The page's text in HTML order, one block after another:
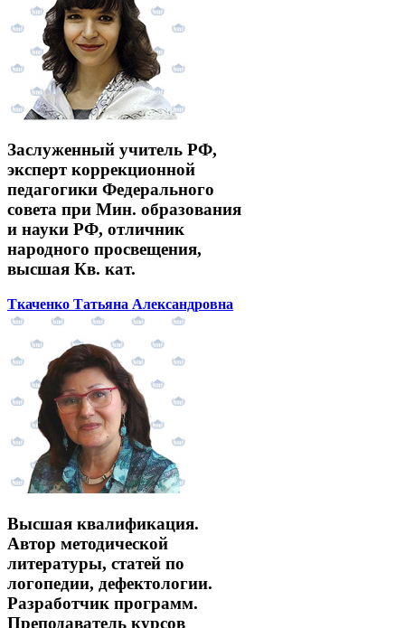
Заслуженный учитель РФ,
эксперт коррекционной
педагогики Федерального
совета при Мин. образования
и науки РФ, отличник
народного просвещения,
высшая Кв. кат.
Ткаченко Татьяна Александровна
Высшая квалификация.
Автор методической
литературы, статей по
логопедии, дефектологии.
Разработчик программ.
Преподаватель курсов